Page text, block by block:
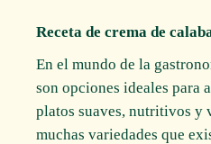
Receta de crema de
En el mundo de la
son opciones ideales para
platos suaves, nutritivos y
muchas variedades que